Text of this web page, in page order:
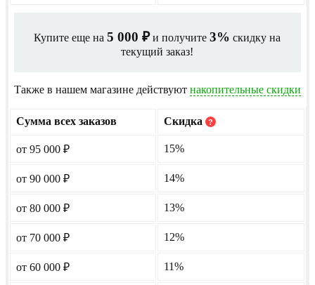
Купите еще на5 000₽и получите3% скидку на
текущий заказ!
Также в нашем магазине действуют накопительные скидки
Сумма всех заказов Скидка ?
от 95 000 ₽ 15%
от 90 000 ₽ 14%
от 80 000 ₽ 13%
от 70 000 ₽ 12%
от 60 000 ₽ 11%